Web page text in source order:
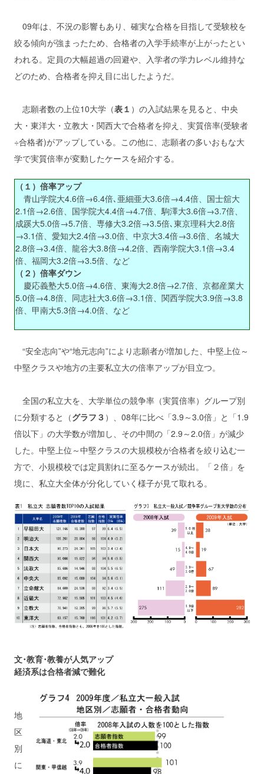
09年は、不況の影響もあり、確実な合格を目指して受験校を
絞る傾向が強まったため、合格者の入学手続率が上がったとい
われる。定員の大幅超過の回避や、入学者の学力レベル維持な
どのため、合格者を抑え目に出したようだ。
志願者数の上位10大学（表１ ）の入試結果を見ると、中央
大・東洋大・立教大・関西大で合格者を抑え、実質倍率(受験者
÷合格者)がアップしている。この他に、志願者の多いおもな大
学で実質倍率が変動したケースを紹介する。
（１）倍率アップ
青山学院大4.6倍→6.4倍､亜細亜大3.6倍→4.4倍、国士舘大
2.1倍→2.6倍、国学院大4.4倍→4.7倍、駒澤大3.6倍→3.7倍、
成蹊大5.0倍→5.7倍、専修大3.2倍→3.5倍､東京理科大2.8倍
→3.1倍、愛知大2.4倍→3.0倍、中京大3.4倍→3.6倍、名城大
2.8倍→3.4倍、龍谷大3.8倍→4.2倍、西南学院大3.1倍→3.4
倍、福岡大3.2倍→3.5倍、など
（２）倍率ダウン
慶応義塾大5.0倍→4.6倍、東海大2.8倍→2.7倍、京都産業大
5.0倍→4.8倍、同志社大3.6倍→3.1倍、関西学院大3.9倍→3.8
倍、甲南大5.3倍→4.0倍、など
“安全志向”や“地元志向”により志願者が増加した、中堅上位～
中堅クラスや地方の主要私立大の倍率アップが目立つ。
全国の私立大を、大学単位の競争率（実質倍率）グループ別
に分類すると（グラフ３ ）、08年に比べ「3.9～3.0倍」と「1.9
倍以下」の大学数が増加し、その中間の「2.9～2.0倍」が減少
した。中堅上位～中堅クラスの大規模校が合格者を絞り込む一
方で、小規模校では定員割れに至るケースが続出。「２倍」を
境に、私立大全体が分化していく様子が見て取れる。
文･教育･教養が人気アップ
経済系は合格者減で難化
地
区
別
に